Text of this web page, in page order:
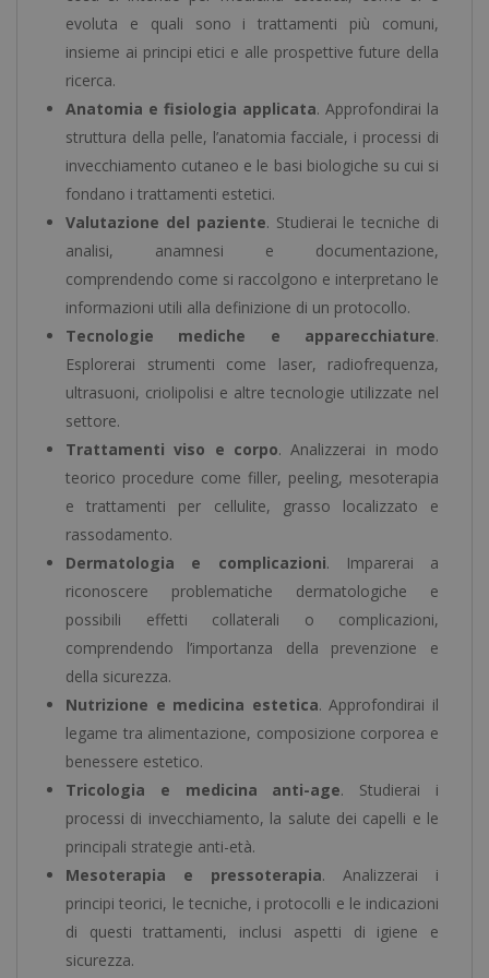
evoluta e quali sono i trattamenti più comuni,
insieme ai principi etici e alle prospettive future della
ricerca.
Anatomia e fisiologia applicata. Approfondirai la
struttura della pelle, l’anatomia facciale, i processi di
invecchiamento cutaneo e le basi biologiche su cui si
fondano i trattamenti estetici.
Valutazione del paziente. Studierai le tecniche di
analisi, anamnesi e documentazione,
comprendendo come si raccolgono e interpretano le
informazioni utili alla definizione di un protocollo.
Tecnologie mediche e apparecchiature.
Esplorerai strumenti come laser, radiofrequenza,
ultrasuoni, criolipolisi e altre tecnologie utilizzate nel
settore.
Trattamenti viso e corpo. Analizzerai in modo
teorico procedure come filler, peeling, mesoterapia
e trattamenti per cellulite, grasso localizzato e
rassodamento.
Dermatologia e complicazioni. Imparerai a
riconoscere problematiche dermatologiche e
possibili effetti collaterali o complicazioni,
comprendendo l’importanza della prevenzione e
della sicurezza.
Nutrizione e medicina estetica. Approfondirai il
legame tra alimentazione, composizione corporea e
benessere estetico.
Tricologia e medicina anti-age. Studierai i
processi di invecchiamento, la salute dei capelli e le
principali strategie anti-età.
Mesoterapia e pressoterapia. Analizzerai i
principi teorici, le tecniche, i protocolli e le indicazioni
di questi trattamenti, inclusi aspetti di igiene e
sicurezza.